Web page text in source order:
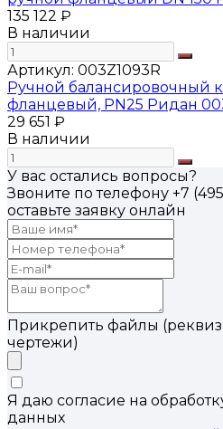
135 122 ₽
В наличии
Артикул: 003Z1093R
Ручной балансировочный
фланцевый, PN25 Ридан
29 651 ₽
В наличии
У вас остались вопросы?
Звоните по телефону +7
оставьте заявку онлайн
Прикрепить файлы
чертежи)
Я даю согласие на
данных